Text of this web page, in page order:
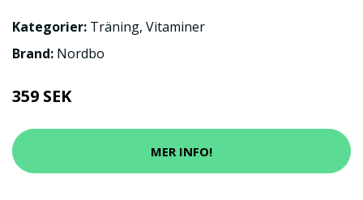
Kategorier: Träning, Vitaminer
Brand: Nordbo
359 SEK
MER INFO!